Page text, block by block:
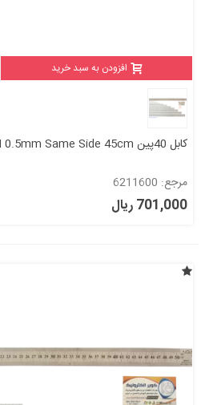
افزودن به سبد خرید
کابل 40پین FFC 40PIN 0.5mm Same Side 45cm
مرجع: 6211600
701,000 ریال